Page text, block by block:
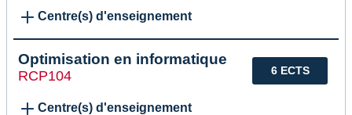
Centre(s) d'enseignement
6 ECTS
Optimisation en informatique
RCP104
Centre(s) d'enseignement